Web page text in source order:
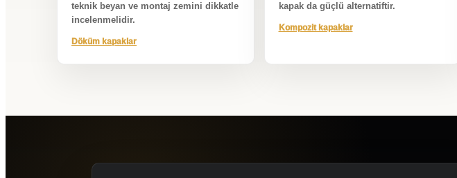
teknik beyan ve montaj zemini dikkatle
incelenmelidir.
Döküm kapaklar
kapak da güçlü alternatiftir.
Kompozit kapaklar